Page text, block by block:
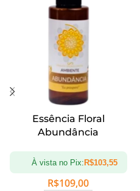
Essência Floral
Abundância
À vista no Pix:R$103,55
R$109,00